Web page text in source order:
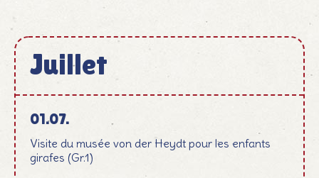
Juillet
Juli
01.07.
Visite du musée von der Heydt pour les enfants
girafes (Gr.1)